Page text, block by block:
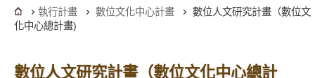
執行計畫 數位文化中心計畫
數位人文研究計畫（數位文
化中心總計畫)
數位人文研究計畫（數位文化中心總計